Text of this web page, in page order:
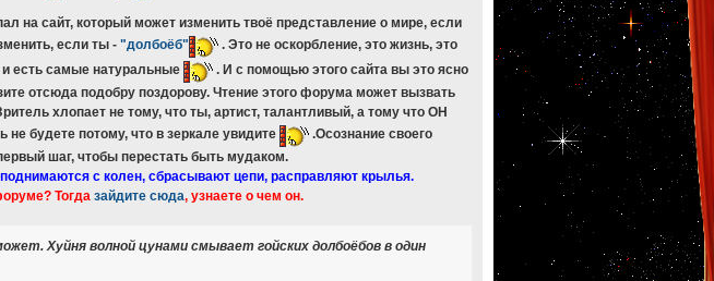
на сайт, который может изменить твоё представление о мире, если
если ты - "долбоёб"
. Это не оскорбление, это жизнь, это
есть самые натуральные
. И с помощью этого сайта вы это ясно
отсюда подобру поздорову. Чтение этого форума может вызвать
хлопает не тому, что ты, артист, талантливый, а тому что ОН
будете потому, что в зеркале увидите
.Осознание своего
шаг, чтобы перестать быть мудаком.
с колен, сбрасывают цепи, расправляют крылья.
Тогда зайдите сюда, узнаете о чем он.
Хуйня волной цунами смывает гойских долбоёбов в один